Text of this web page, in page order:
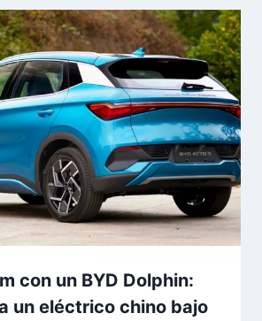
con un BYD Dolphin:
un eléctrico chino bajo